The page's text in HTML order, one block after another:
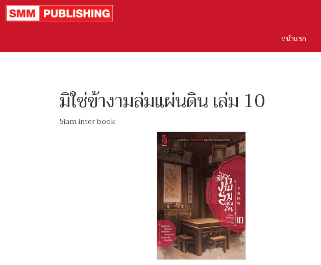
หน้าแรก
มิใช่ข้างามล่มแผ่นดิน เล่ม 10
Siam inter book